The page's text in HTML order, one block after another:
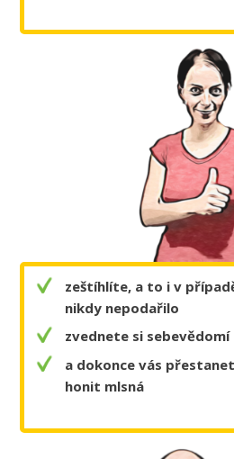
zeštíhlíte, a to i v
nikdy nepodařilo
zvednete si sebevědomí
a dokonce vás
honit mlsná